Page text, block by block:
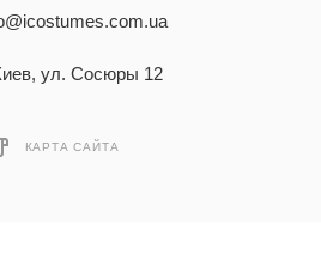
ул. Сосюры 12
КАРТА САЙТА